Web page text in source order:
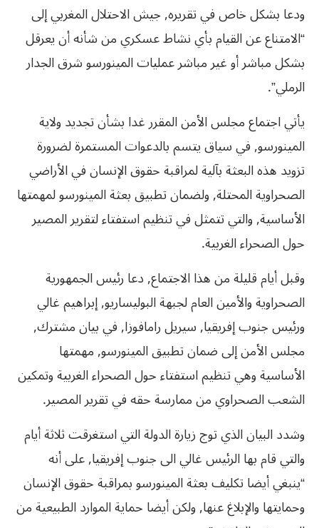
ودعا بشكل خاص في تقريره, جيش الاحتلال المغربي إلى
“الامتناع عن القيام بأي نشاط عسكري من شأنه أن يعرقل
بشكل مباشر أو غير مباشر عمليات المينورسو شرق الجدار
الرملي”.
يأتي اجتماع مجلس الأمن المقرر غدا بشأن تجديد ولاية
المينورسو, في سياق يتسم بالدعوات المستمرة لضرورة
تزويد هذه البعثة بآلية لمراقبة حقوق الإنسان في الأراضي
الصحراوية المحتلة, ولضمان تطبيق بعثة المينورسو لمهمتها
الأساسية, والتي تتمثل في تنظيم استفتاء لتقرير المصير
حول الصحراء الغربية.
وقبل أيام قليلة من هذا الاجتماع, دعا رئيس الجمهورية
الصحراوية والأمين العام لجبهة البوليساريو, إبراهيم غالي
ورئيس جنوب إفريقيا, سيريل رامافوزا, في بيان مشترك,
مجلس الأمن إلى ضمان تطبيق المينورسو, مهمتها
الأساسية وهي تنظيم استفتاء حول الصحراء الغربية وتمكين
الشعب الصحراوي من ممارسة حقه في تقرير المصير.
وشدد البيان الذي توج زيارة الدولة التي استغرقت ثلاثة أيام
والتي قام بها الرئيس غالي الى جنوب إفريقيا, على أنه
“ينبغي أيضا تكليف بعثة المينورسو بمراقبة حقوق الإنسان
وحمايتها والإبلاغ عنها, ولكن أيضا حماية الموارد الطبيعية من